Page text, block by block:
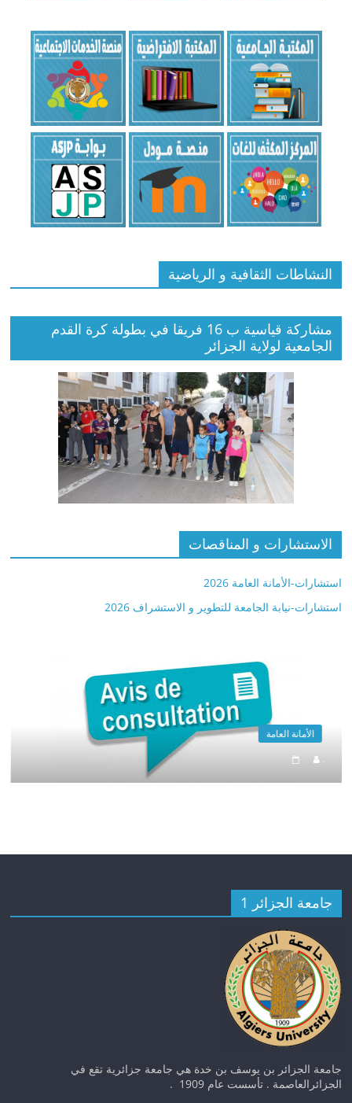
النشاطات الثقافية و الرياضية
مشاركة قياسية ب 16 فريقا في بطولة كرة القدم
الجامعية لولاية الجزائر
الاستشارات و المناقصات
استشارات-الأمانة العامة 2026
استشارات-نيابة الجامعة للتطوير و الاستشراف 2026
الأمانة العامة
.
جامعة الجزائر 1
جامعة الجزائر بن يوسف بن خدة هي جامعة جزائرية تقع في
الجزائرالعاصمة . تأسست عام 1909 .